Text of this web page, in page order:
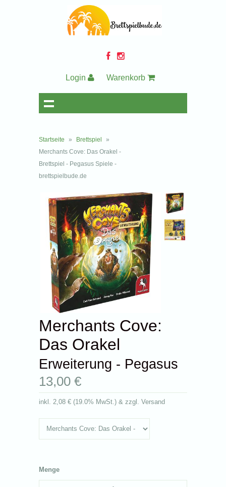
Login Warenkorb
Startseite » Brettspiel
»
Merchants Cove: Das Orakel -
Brettspiel - Pegasus Spiele -
brettspielbude.de
Merchants Cove:
Das Orakel
Erweiterung - Pegasus
13,00 €
inkl. 2,08 € (19.0% MwSt.) & zzgl. Versand
Menge